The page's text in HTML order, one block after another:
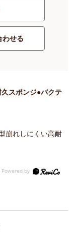
わせる
スポンジ●バクテ
崩れしにくい高耐